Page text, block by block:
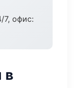
7, офис:
в